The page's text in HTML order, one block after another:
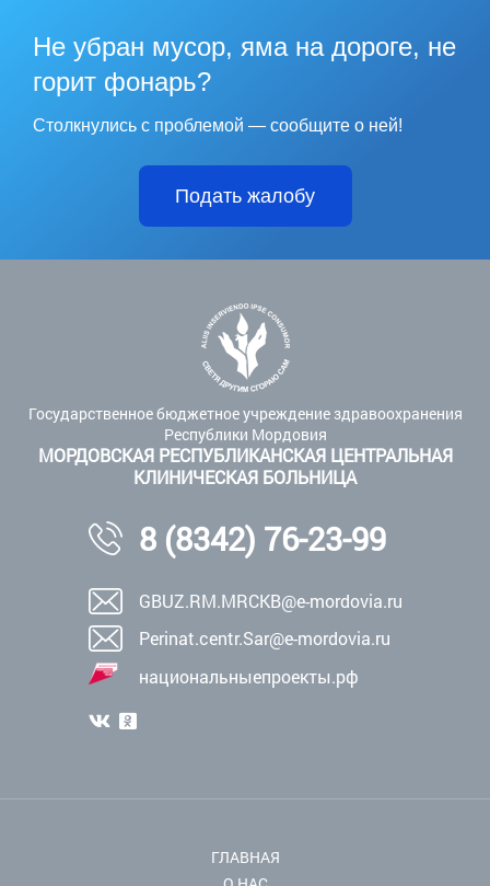
Не убран мусор, яма на дороге, не
горит фонарь?
Столкнулись с проблемой — сообщите о ней!
Подать жалобу
Государственное бюджетное учреждение здравоохранения
Республики Мордовия
МОРДОВСКАЯ РЕСПУБЛИКАНСКАЯ ЦЕНТРАЛЬНАЯ
КЛИНИЧЕСКАЯ БОЛЬНИЦА
8 (8342) 76-23-99
GBUZ.RM.MRCKB@e-mordovia.ru
Perinat.centr.Sar@e-mordovia.ru
национальныепроекты.рф
ГЛАВНАЯ